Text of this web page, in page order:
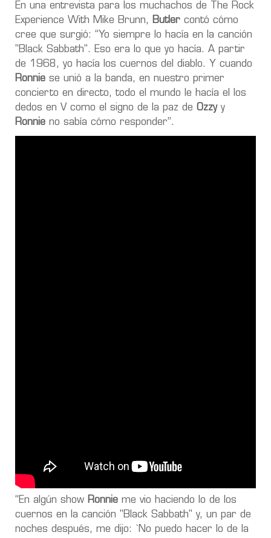
En una entrevista para los muchachos de The Rock
Experience With Mike Brunn,
Butler contó cómo
cree que surgió: “Yo siempre lo hacía en la canción
"Black Sabbath". Eso era lo que yo hacía. A partir
de 1968, yo hacía los cuernos del diablo. Y cuando
Ronnie se unió a la banda, en nuestro primer
concierto en directo, todo el mundo le hacía el los
dedos en V como el signo de la paz de Ozzyy
Ronnie no sabía cómo responder”.
“En algún show Ronnie me vio haciendo lo de los
cuernos en la canción "Black Sabbath" y, un par de
noches después, me dijo: `No puedo hacer lo de la